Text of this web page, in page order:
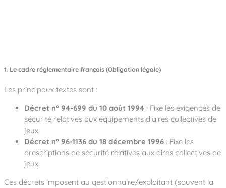
1. Le cadre réglementaire français (Obligation légale)
Les principaux textes sont :
Décret n° 94-699 du 10 août 1994 : Fixe les exigences de
sécurité relatives aux équipements d'aires collectives de
jeux.
Décret n° 96-1136 du 18 décembre 1996 : Fixe les
prescriptions de sécurité relatives aux aires collectives de
jeux.
Ces décrets imposent au gestionnaire/exploitant (souvent la